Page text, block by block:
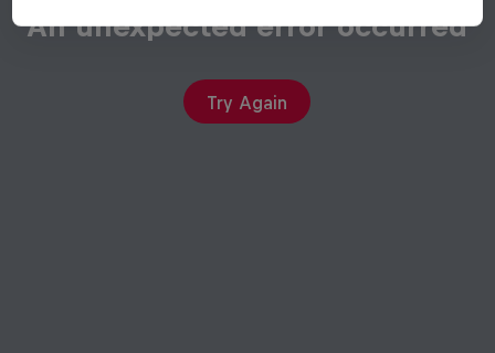
An unexpected error occurred
Try Again